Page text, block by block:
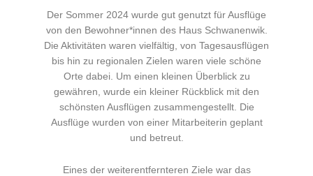
Der Sommer 2024 wurde gut genutzt für Ausflüge
von den Bewohner*innen des Haus Schwanenwik.
Die Aktivitäten waren vielfältig, von Tagesausflügen
bis hin zu regionalen Zielen waren viele schöne
Orte dabei. Um einen kleinen Überblick zu
gewähren, wurde ein kleiner Rückblick mit den
schönsten Ausflügen zusammengestellt. Die
Ausflüge wurden von einer Mitarbeiterin geplant
und betreut.
Eines der weiterentfernteren Ziele war das